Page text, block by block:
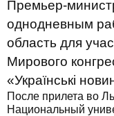
Премьер-
однодневным
область для
Мирового
«Українські
После прилета во
Национальный